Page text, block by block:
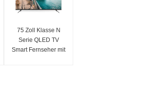
75 Zoll Klasse N
Serie QLED TV
Smart Fernseher mit